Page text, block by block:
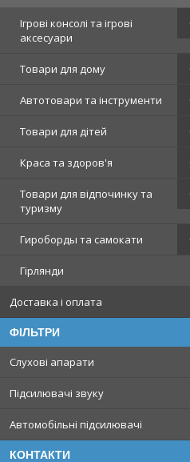
Ігрові консолі та ігрові
аксесуари
Товари для дому
Автотовари та інструменти
Товари для дітей
Краса та здоров'я
Товари для відпочинку та
туризму
Гироборды та самокати
Гірлянди
Доставка і оплата
ФІЛЬТРИ
Слухові апарати
Підсилювачі звуку
Автомобільні підсилювачі
КОНТАКТИ